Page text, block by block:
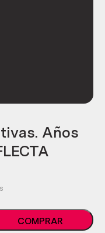
Años
COMPRAR